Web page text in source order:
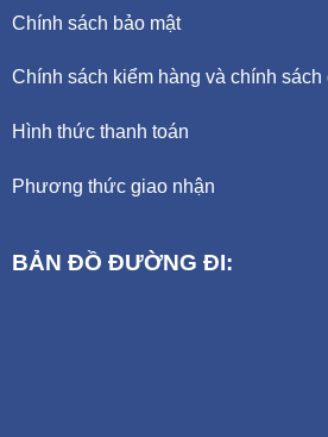
Chính sách bảo mật
Chính sách kiểm hàng và chính sách
Hình thức thanh toán
Phương thức giao nhận
BẢN ĐỒ ĐƯỜNG ĐI: